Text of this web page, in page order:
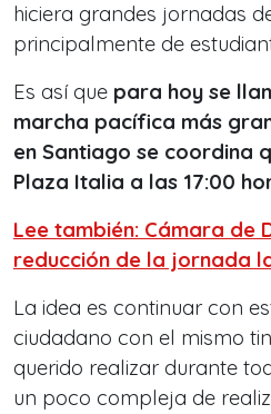
hiciera grandes jornadas
principalmente de
Es así que para hoy se
marcha pacífica más
en Santiago se coordina
Plaza Italia a las 17:00
Lee también: Cámara de
reducción de la jornada
La idea es continuar con
ciudadano con el mismo
querido realizar durante
un poco compleja de